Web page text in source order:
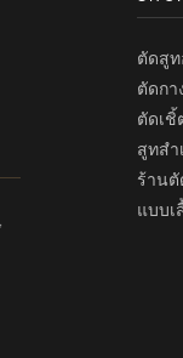
ตัดสู
ตัดกา
ตัดเ
สูทสำ
ร้าน
แบบเ